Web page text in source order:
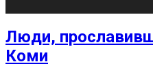
Люди,
Коми